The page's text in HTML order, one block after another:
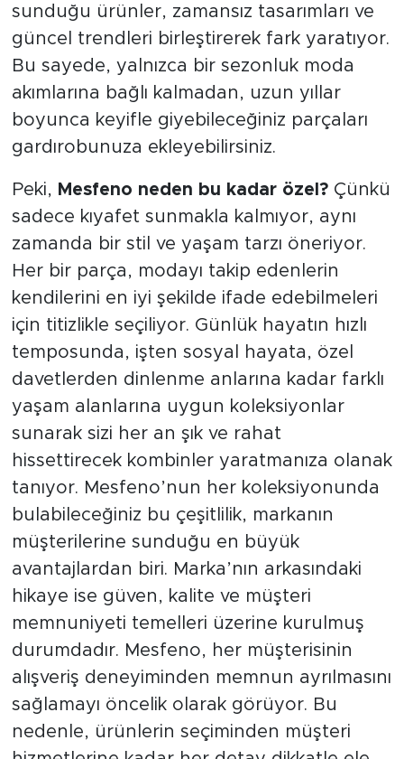
sunduğu ürünler, zamansız tasarımları ve
güncel trendleri birleştirerek fark yaratıyor.
Bu sayede, yalnızca bir sezonluk moda
akımlarına bağlı kalmadan, uzun yıllar
boyunca keyifle giyebileceğiniz parçaları
gardırobunuza ekleyebilirsiniz.
Peki, Mesfeno neden bu kadar özel?Çünkü
sadece kıyafet sunmakla kalmıyor, aynı
zamanda bir stil ve yaşam tarzı öneriyor.
Her bir parça, modayı takip edenlerin
kendilerini en iyi şekilde ifade edebilmeleri
için titizlikle seçiliyor. Günlük hayatın hızlı
temposunda, işten sosyal hayata, özel
davetlerden dinlenme anlarına kadar farklı
yaşam alanlarına uygun koleksiyonlar
sunarak sizi her an şık ve rahat
hissettirecek kombinler yaratmanıza olanak
tanıyor. Mesfeno’nun her koleksiyonunda
bulabileceğiniz bu çeşitlilik, markanın
müşterilerine sunduğu en büyük
avantajlardan biri. Marka’nın arkasındaki
hikaye ise güven, kalite ve müşteri
memnuniyeti temelleri üzerine kurulmuş
durumdadır. Mesfeno, her müşterisinin
alışveriş deneyiminden memnun ayrılmasını
sağlamayı öncelik olarak görüyor. Bu
nedenle, ürünlerin seçiminden müşteri